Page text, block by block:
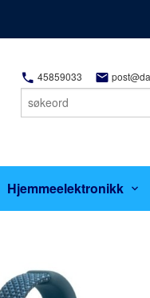
45859033
Hjemmeelektronikk